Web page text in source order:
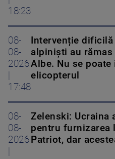
18:23
08-
08-
2026
|
17:48
Intervenție dificilă
alpiniști au
Albe. Nu se
elicopterul
08-
08-
2026
|
Zelenski: Ucraina
pentru furnizarea
Patriot, dar